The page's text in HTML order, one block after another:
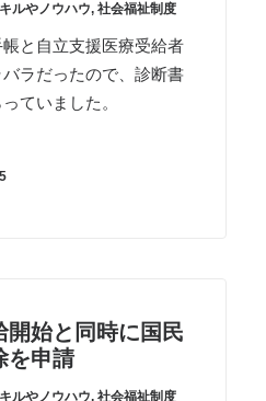
ルやノウハウ, 社会福祉制度
と自立支援医療受給者
ラだったので、診断書
ていました。
開始と同時に国民
を申請
ルやノウハウ, 社会福祉制度